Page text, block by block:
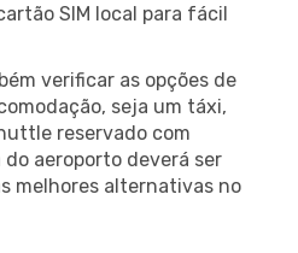
SIM local para fácil
verificar as opções de
seja um táxi,
reservado com
aeroporto deverá ser
melhores alternativas no